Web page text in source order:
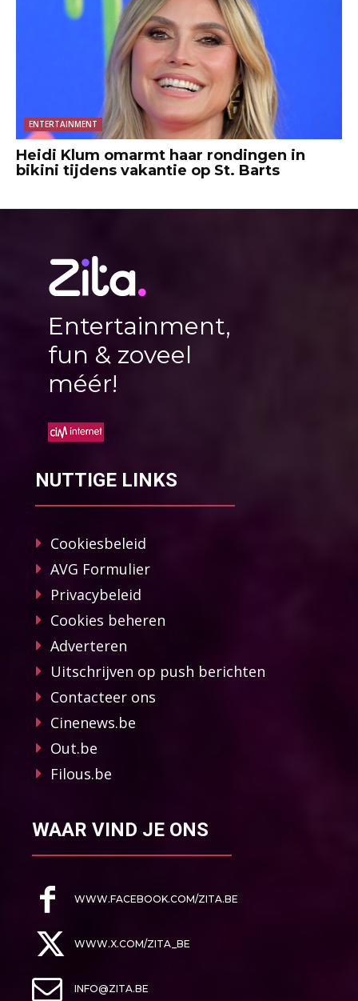
ENTERTAINMENT
Heidi Klum omarmt haar rondingen in
bikini tijdens vakantie op St. Barts
Entertainment,
fun & zoveel
méér!
NUTTIGE LINKS
Cookiesbeleid
AVG Formulier
Privacybeleid
Cookies beheren
Adverteren
Uitschrijven op push berichten
Contacteer ons
Cinenews.be
Out.be
Filous.be
WAAR VIND JE ONS
WWW.FACEBOOK.COM/ZITA.BE
WWW.X.COM/ZITA_BE
INFO@ZITA.BE